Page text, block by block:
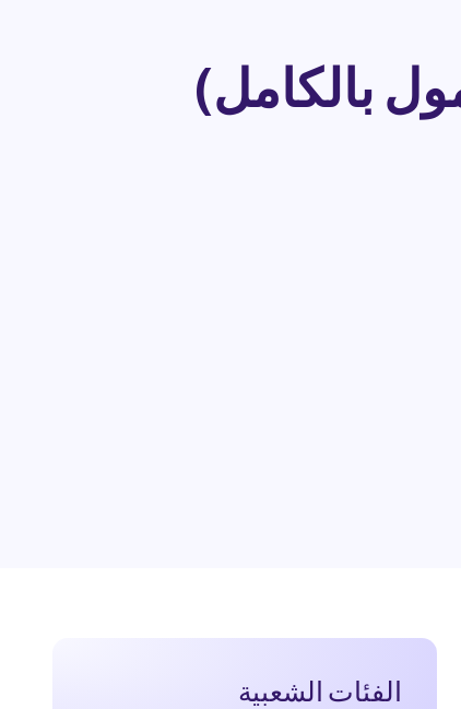
الفئات الشعبية